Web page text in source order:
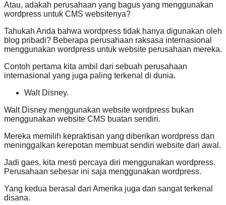
Atau, adakah perusahaan yang bagus yang menggunakan
wordpress untuk CMS websitenya?
Tahukah Anda bahwa wordpress tidak hanya digunakan oleh
blog pribadi? Beberapa perusahaan raksasa internasional
menggunakan wordpress untuk website perusahaan mereka.
Contoh pertama kita ambil dari sebuah perusahaan
internasional yang juga paling terkenal di dunia.
Walt Disney.
Walt Disney menggunakan website wordpress bukan
menggunakan website CMS buatan sendiri.
Mereka memilih kepraktisan yang diberikan wordpress dan
meninggalkan kerepotan membuat sendiri website dari awal.
Jadi gaes, kita mesti percaya diri menggunakan wordpress.
Perusahaan sebesar ini saja menggunakan wordpress.
Yang kedua berasal dari Amerika juga dan sangat terkenal
disana.